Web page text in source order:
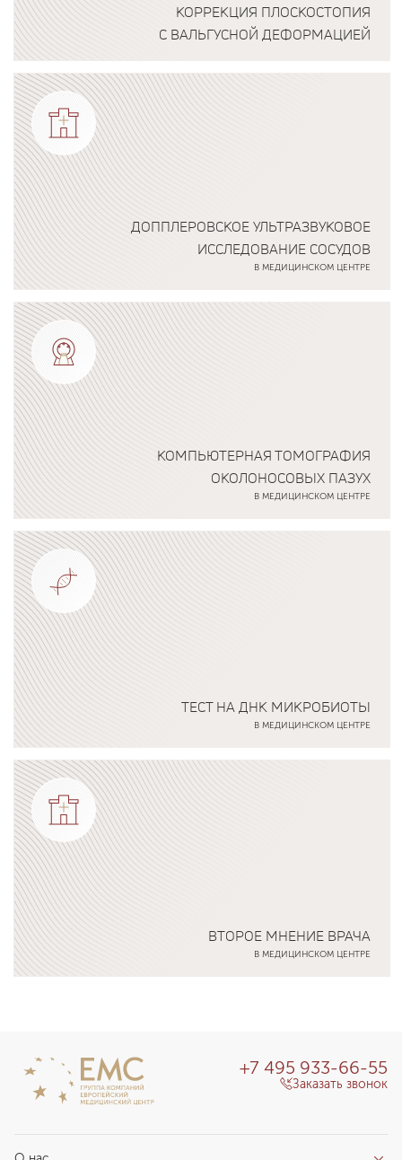
КОРРЕКЦИЯ ПЛОСКОСТОПИЯ
С ВАЛЬГУСНОЙ ДЕФОРМАЦИЕЙ
Подробнее о программе
ДОППЛЕРОВСКОЕ УЛЬТРАЗВУКОВОЕ
ИССЛЕДОВАНИЕ СОСУДОВ
В МЕДИЦИНСКОМ ЦЕНТРЕ
Подробнее о программе
КОМПЬЮТЕРНАЯ ТОМОГРАФИЯ
ОКОЛОНОСОВЫХ ПАЗУХ
В МЕДИЦИНСКОМ ЦЕНТРЕ
Подробнее о программе
ТЕСТ НА ДНК МИКРОБИОТЫ
В МЕДИЦИНСКОМ ЦЕНТРЕ
Подробнее о программе
ВТОРОЕ МНЕНИЕ ВРАЧА
В МЕДИЦИНСКОМ ЦЕНТРЕ
+7 495 933-66-55
Заказать звонок